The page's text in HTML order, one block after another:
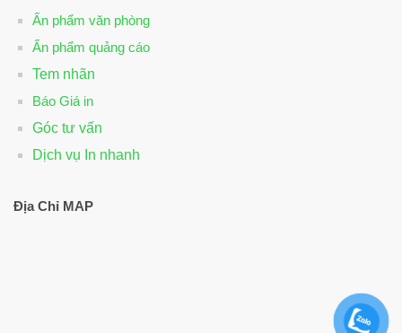
Ấn phẩm văn phòng
Ấn phẩm quảng cáo
Tem nhãn
Báo Giá in
Góc tư vấn
Dịch vụ In nhanh
Địa Chỉ MAP